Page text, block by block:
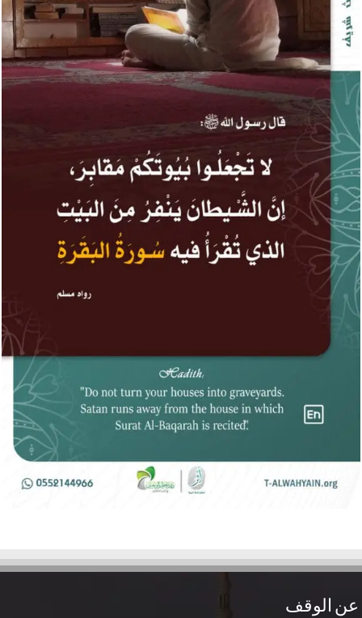
عن الوقف